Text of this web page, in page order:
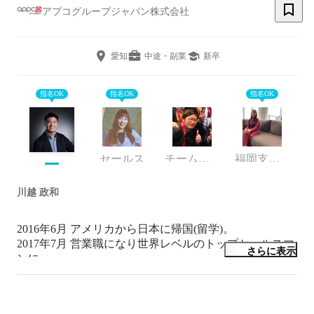
アプコグループジャパン株式会社
愛知 中途・副業 新卒
指名OK 指名OK
セールス チームリーダー
指名OK
福岡支店 支店長
川越 政和
2016年6月 アメリカから日本に帰国(留学)。
2017年7月 営業職になり世界レベルのトップセールスマ
ンに。
2019年6月 東京都池袋で新規部署立ち上げ。
さらに表示